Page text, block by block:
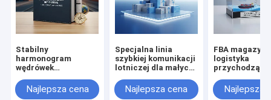
Stabilny
harmonogram
wędrówek
Najlepsza cena
Specjalna linia
szybkiej komunikacji
lotniczej dla małych
transgranicznym
handlu
Najlepsza cena
FBA magazyny
logistyka
przychodząca
powietrzny i
Najlepsza